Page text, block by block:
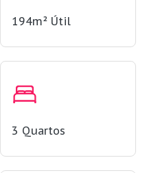
194m² Útil
3 Quartos